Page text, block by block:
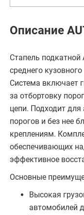
Описание
Стапель подкатной
среднего
Система включает
за отбортовку
цепи. Подходит для
порогов и без нее
креплениям.
обеспечивающих
эффективное
Основные
Высокая
автомобилей